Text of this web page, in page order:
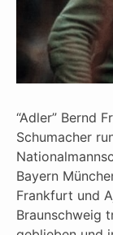
“Adler” Bernd
Schumacher
Bayern
Frankfurt und
Braunschweig